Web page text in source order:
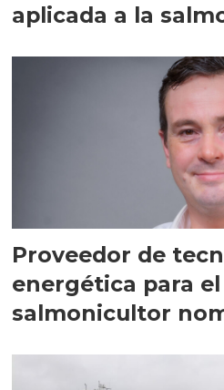
aplicada a la
Proveedor de
energética para
salmonicultor